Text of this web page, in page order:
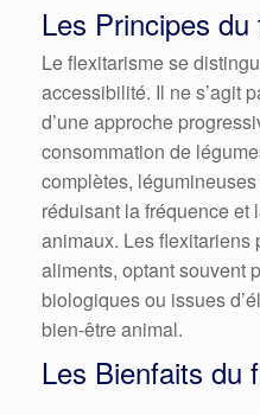
Les Principes
Le flexitarisme se
accessibilité. Il ne s’agit
d’une approche
consommation de
complètes,
réduisant la fréquence et
animaux. Les
aliments, optant souvent
biologiques ou issues
bien-être animal.
Les Bienfaits du